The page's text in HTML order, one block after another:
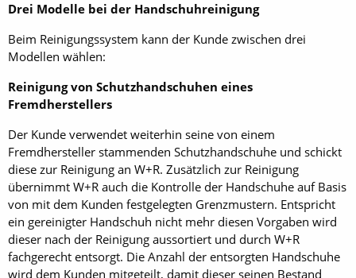
Drei Modelle bei der Handschuhreinigung
Beim Reinigungssystem kann der Kunde zwischen drei
Modellen wählen:
Reinigung von Schutzhandschuhen eines
Fremdherstellers
Der Kunde verwendet weiterhin seine von einem
Fremdhersteller stammenden Schutzhandschuhe und schickt
diese zur Reinigung an W+R. Zusätzlich zur Reinigung
übernimmt W+R auch die Kontrolle der Handschuhe auf Basis
von mit dem Kunden festgelegten Grenzmustern. Entspricht
ein gereinigter Handschuh nicht mehr diesen Vorgaben wird
dieser nach der Reinigung aussortiert und durch W+R
fachgerecht entsorgt. Die Anzahl der entsorgten Handschuhe
wird dem Kunden mitgeteilt, damit dieser seinen Bestand